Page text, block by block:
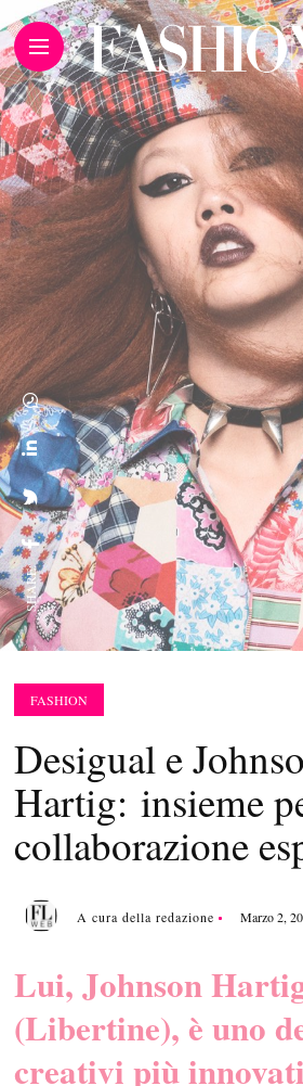
SHARE:
FASHION
Desigual e
Hartig: insieme
collaborazione
A cura della redazione Marzo 2,
Lui, Johnson
(Libertine), è uno
creativi più